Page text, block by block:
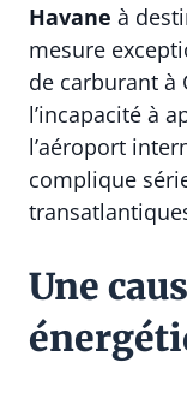
Havane à
mesure
de carburant à
l’incapacité à
l’aéroport
complique
Une